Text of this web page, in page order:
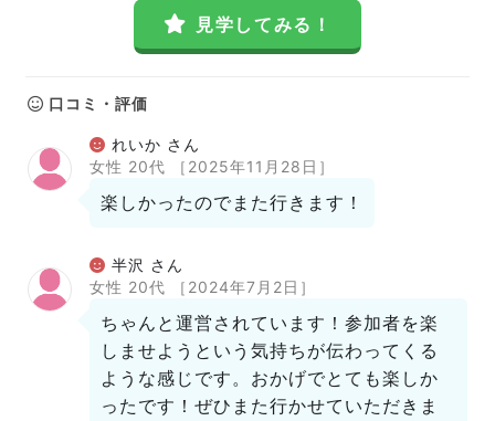
見学してみる！
口コミ・評価
れいか さん
女性 20代
［2025年11月28日］
楽しかったのでまた行きます！
半沢 さん
女性 20代
［2024年7月2日］
ちゃんと運営されています！参加者を楽
しませようという気持ちが伝わってくる
ような感じです。おかげでとても楽しか
ったです！ぜひまた行かせていただきま